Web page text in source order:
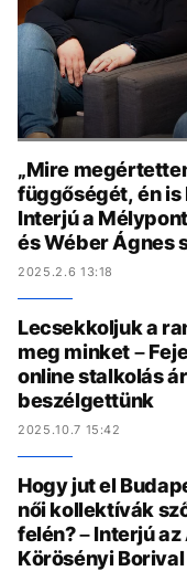
„Mire
függőségét, én is
Interjú a
és Wéber Ágnes
2025.2.6 13:18
Lecsekkoljuk a
meg minket –
online stalkolás
beszélgettünk
2025.10.7 15:42
Hogy jut el
női kollektívák
felén? – Interjú
Körösényi Borival